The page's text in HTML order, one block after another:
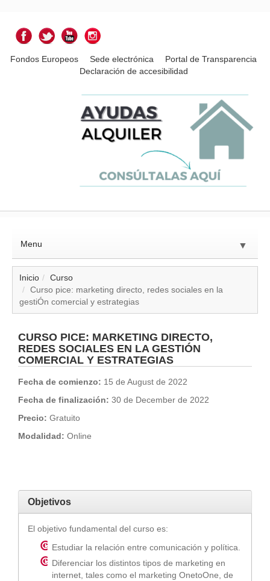
Fondos Europeos Sede electrónica
Portal de Transparencia
Declaración de accesibilidad
Menu ▼
Inicio
Curso
Curso pice: marketing directo, redes sociales en la
gestiÓn comercial y estrategias
CURSO PICE: MARKETING DIRECTO,
REDES SOCIALES EN LA GESTIÓN
COMERCIAL Y ESTRATEGIAS
Fecha de comienzo: 15 de August de 2022
Fecha de finalización: 30 de December de 2022
Precio: Gratuito
Modalidad: Online
Objetivos
El objetivo fundamental del curso es:
Estudiar la relación entre comunicación y política.
Diferenciar los distintos tipos de marketing en
internet, tales como el marketing OnetoOne, de